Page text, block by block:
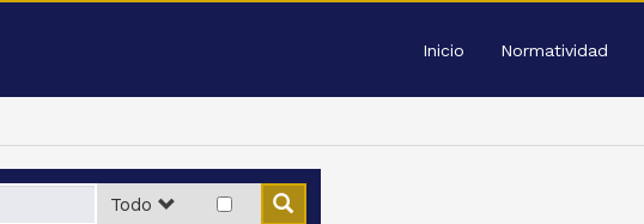
Inicio Normatividad
Todo